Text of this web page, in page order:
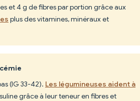
et 4 g de fibres par portion grâce aux
plus des vitamines, minéraux et
(IG 33-42). Les légumineuses aident à
grâce à leur teneur en fibres et